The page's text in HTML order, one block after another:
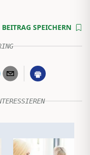
BEITRAG SPEICHERN